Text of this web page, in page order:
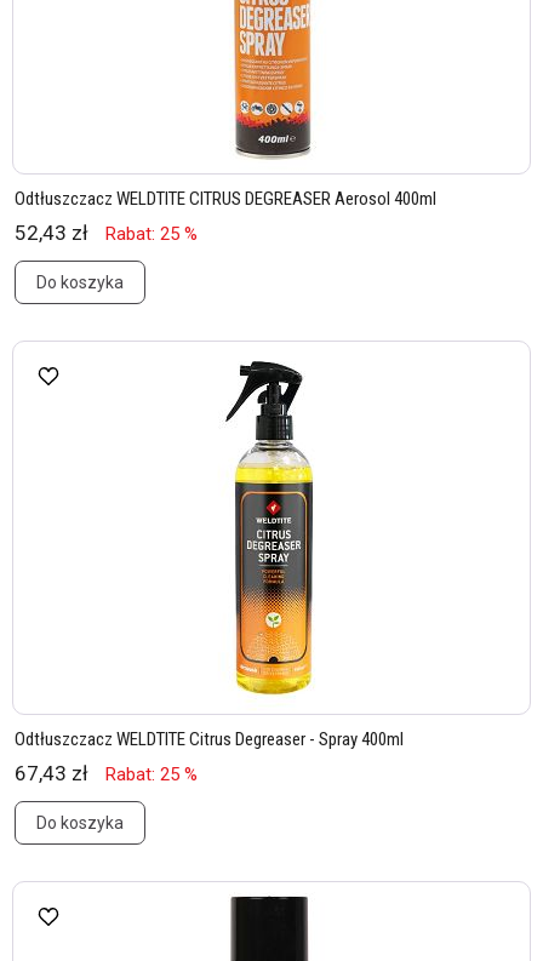
Odtłuszczacz WELDTITE CITRUS DEGREASER Aerosol 400ml
52,43 zł Rabat: 25 %
Do koszyka
Odtłuszczacz WELDTITE Citrus Degreaser - Spray 400ml
67,43 zł Rabat: 25 %
Do koszyka